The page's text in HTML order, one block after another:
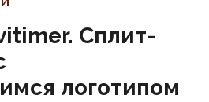
Сплит-
логотипом